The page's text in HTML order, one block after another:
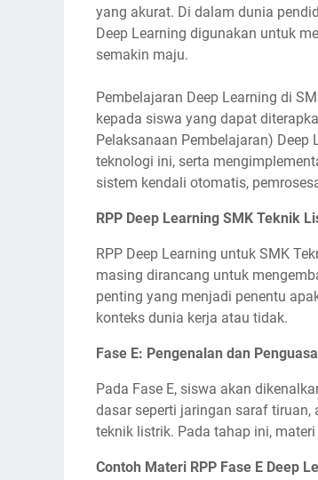
yang akurat. Di dalam dunia
Deep Learning digunakan untuk
semakin maju.
Pembelajaran Deep Learning di
kepada siswa yang dapat
Pelaksanaan Pembelajaran)
teknologi ini, serta
sistem kendali otomatis,
RPP Deep Learning SMK Teknik
RPP Deep Learning untuk SMK
masing dirancang untuk
penting yang menjadi penentu
konteks dunia kerja atau tidak.
Fase E: Pengenalan dan
Pada Fase E, siswa akan
dasar seperti jaringan saraf
teknik listrik. Pada tahap ini,
Contoh Materi RPP Fase E Deep